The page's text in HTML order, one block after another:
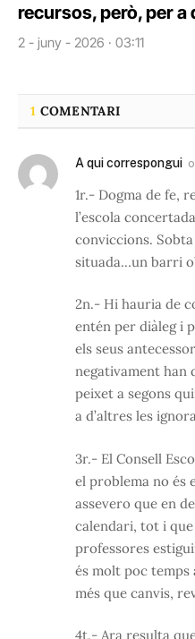
recursos, però, per a
2 - juny - 2026 · 03:11
1 COMENTARI
A qui correspongui
1r.- Dogma de fe,
l’escola
conviccions.
situada…un barri
2n.- Hi hauria de
entén per diàleg i
els seus
negativament han
peixet a segons
a d’altres les
3r.- El Consell
el problema no és
assevero que en
calendari, tot i que
professores
és molt poc temps
més que canvis,
4t.- Ara resulta